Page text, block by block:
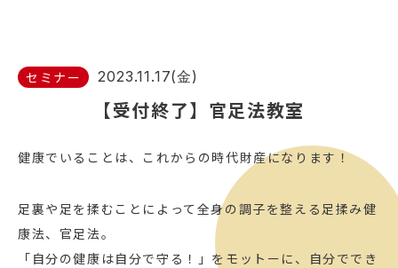
セミナー 2023.11.17(金)
【受付終了】官足法教室
健康でいることは、これからの時代財産になります！
足裏や足を揉むことによって全身の調子を整える足揉み健
康法、官足法。
「自分の健康は自分で守る！」をモットーに、自分ででき